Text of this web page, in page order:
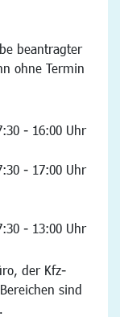
beantragter
ohne Termin
- 16:00 Uhr
- 17:00 Uhr
- 13:00 Uhr
der Kfz-
sind